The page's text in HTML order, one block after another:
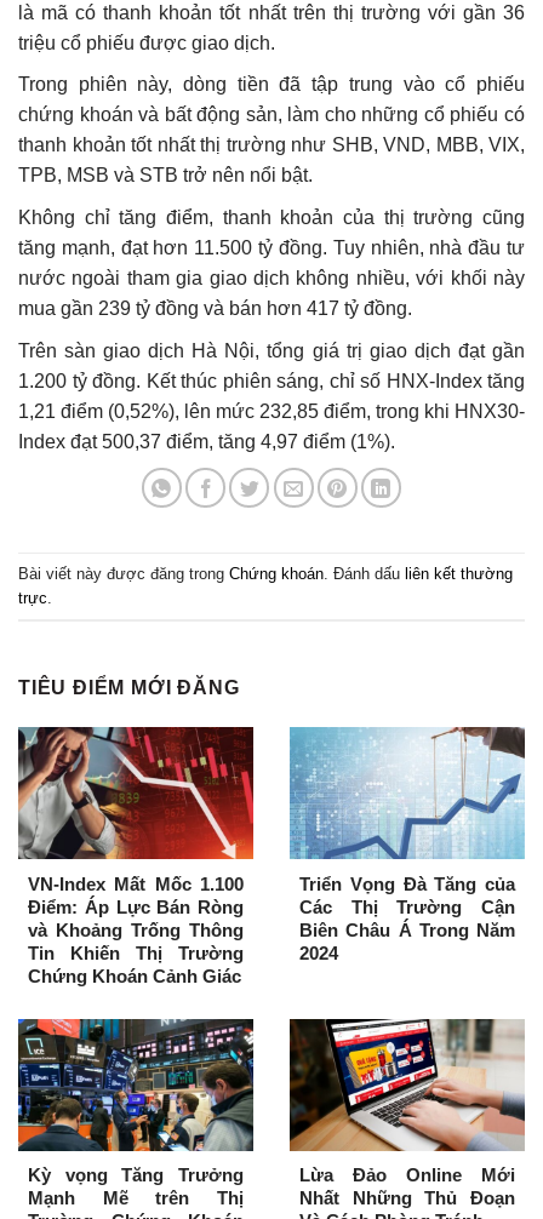
là mã có thanh khoản tốt nhất trên thị trường với gần 36
triệu cổ phiếu được giao dịch.
Trong phiên này, dòng tiền đã tập trung vào cổ phiếu
chứng khoán và bất động sản, làm cho những cổ phiếu có
thanh khoản tốt nhất thị trường như SHB, VND, MBB, VIX,
TPB, MSB và STB trở nên nổi bật.
Không chỉ tăng điểm, thanh khoản của thị trường cũng
tăng mạnh, đạt hơn 11.500 tỷ đồng. Tuy nhiên, nhà đầu tư
nước ngoài tham gia giao dịch không nhiều, với khối này
mua gần 239 tỷ đồng và bán hơn 417 tỷ đồng.
Trên sàn giao dịch Hà Nội, tổng giá trị giao dịch đạt gần
1.200 tỷ đồng. Kết thúc phiên sáng, chỉ số HNX-Index tăng
1,21 điểm (0,52%), lên mức 232,85 điểm, trong khi HNX30-
Index đạt 500,37 điểm, tăng 4,97 điểm (1%).
Bài viết này được đăng trong Chứng khoán . Đánh dấu liên kết thường
trực
TIÊU ĐIỂM MỚI ĐĂNG
VN-Index Mất Mốc 1.100
Điểm: Áp Lực Bán Ròng
và Khoảng Trống Thông
Tin Khiến Thị Trường
Chứng Khoán Cảnh Giác
Triển Vọng Đà Tăng của
Các Thị Trường Cận
Biên Châu Á Trong Năm
2024
Kỳ vọng Tăng Trưởng
Mạnh Mẽ trên Thị
Lừa Đảo Online Mới
Nhất Những Thủ Đoạn